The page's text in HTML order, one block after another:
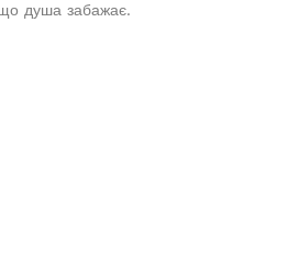
що душа забажає.